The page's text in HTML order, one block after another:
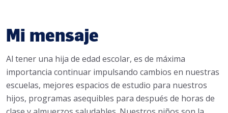
Mi mensaje
Al tener una hija de edad escolar, es de máxima
importancia continuar impulsando cambios en nuestras
escuelas, mejores espacios de estudio para nuestros
hijos, programas asequibles para después de horas de